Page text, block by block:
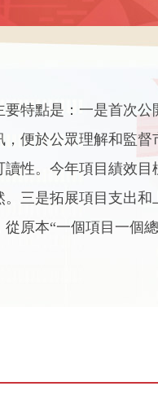
特點是：一是首次公
便於公眾理解和監
性。今年項目績效
三是拓展項目支出
原本“一個項目一個